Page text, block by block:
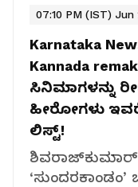
07:10 PM (IST) Jun
Karnataka
Kannada
ಸಿನಿಮಾಗಳನ್ನು
ಹೀರೋಗಳು
ಲಿಸ್ಟ್!‌